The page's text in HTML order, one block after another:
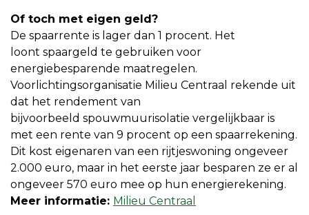
Of toch met eigen geld?
De spaarrente is lager dan 1 procent. Het
loont spaargeld te gebruiken voor
energiebesparende maatregelen.
Voorlichtingsorganisatie Milieu Centraal rekende uit
dat het rendement van
bijvoorbeeld spouwmuurisolatie vergelijkbaar is
met een rente van 9 procent op een spaarrekening.
Dit kost eigenaren van een rijtjeswoning ongeveer
2.000 euro, maar in het eerste jaar besparen ze er al
ongeveer 570 euro mee op hun energierekening.
Meer informatie: Milieu Centraal